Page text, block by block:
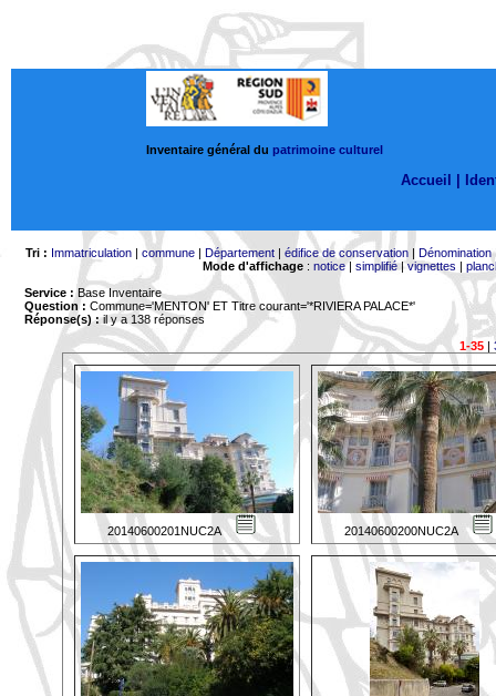
Inventaire général du patrimoine culturel
Accueil |
Tri : Immatriculation| commune| Département| édifice de conservation| Dénomination
Mode d'affichage: notice| simplifié|vignettes |
Service : Base Inventaire
Question : Commune='MENTON' ET Titre courant='*RIVIERA PALACE*'
Réponse(s) :il y a 138 réponses
1-35|
20140600201NUC2A 20140600200NUC2A